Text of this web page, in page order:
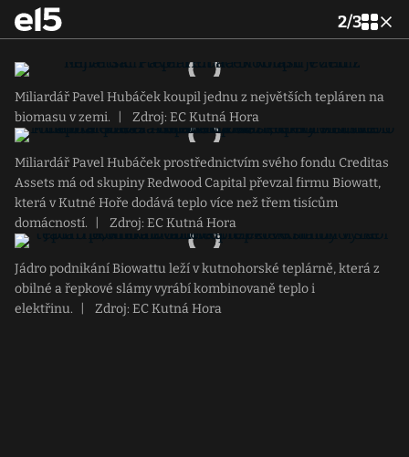
2/3
Miliardář Pavel Hubáček koupil jednu z největších tepláren na
biomasu v zemi.
Zdroj: EC Kutná Hora
Miliardář Pavel Hubáček prostřednictvím svého fondu Creditas
Assets má od skupiny Redwood Capital převzal firmu Biowatt,
která v Kutné Hoře dodává teplo více než třem tisícům
domácností.
Zdroj: EC Kutná Hora
Jádro podnikání Biowattu leží v kutnohorské teplárně, která z
obilné a řepkové slámy vyrábí kombinovaně teplo i
elektřinu.
Zdroj: EC Kutná Hora